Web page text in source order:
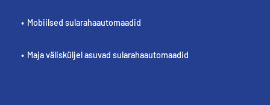
Mobiilsed sularahaautomaadid
Maja välisküljel asuvad sularahaautomaadid